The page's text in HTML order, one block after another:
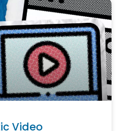
Video